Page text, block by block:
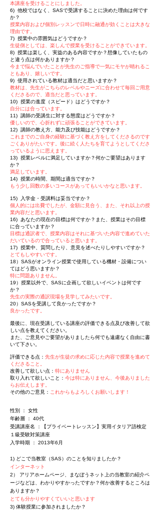
本講座を受けることにしました。
6) 他校ではなく、SASで受講することに決めた理由は何です
か？
授業内容および個別レッスンで日時に融通が効くことは大きな
理由です。
7) 授業中の雰囲気はどうですか？
生徒側としては、楽しんで授業を受けることができています。
8) 授業は楽しく、実益のある内容ですか？想像していたもの
と違う点は何かありますか？
今まで悩んでいたことが先生のご指導で一気にモヤが晴れるこ
ともあり、嬉しいです。
9) 使用されている教材は適当だと思いますか？
教材は、先生がこちらのレベルやニーズに合わせて毎回ご用意
くださるので、適当だと思っています。
10) 授業の進度（スピード）はどうですか？
自分には合っています。
11) 講師の受講生に対する態度はどうですか？
優しいので、心折れずに頑張ることができています。
12) 講師の教え方、能力及び技能はどうですか？
これまでのご自身の経験に基づく教え方をしてくださるのです
ごくありがたいです。後に続く人たちを育てようとしてくださ
っているように思えます。
13) 授業レベルに満足していますか？何かご要望はあります
か？
満足しています。
14) 授業の時間、期間は適当ですか？
もう少し回数の多いコースがあってもいいかなと思います。
15) 入学金・受講料は妥当ですか？
個人的には出費でしたが、金額に見合う、また、それ以上の授
業内容だと思います。
16) あなたの現在の目標は何ですか？また、授業はその目標
に合っていますか？
目標は通訳者で、授業内容はそれに基づいた内容で進めていた
だいているので合っていると思います。
17) 授業中、質問したり、意見を述べたりしやすいですか？
とてもしやすいです。
18）SASがオンライン授業で使用している機材・設備につい
てはどう思いますか？
特に問題ありません。
19）授業以外で、SASに企画して欲しいイベントは何です
か？
先生の実際の通訳現場を見学してみたいです。
20）SASを受講して良かったですか？
良かったです。
最後に、現在受講している講座の評価できる点及び改善して欲
しい点を教えてください。
また、ご意見やご要望がありましたら何でも遠慮なく自由に書
いて下さい。
評価できる点： 先生が生徒の求めに応じた内容で授業を進めて
くださること。
改善して欲しい点： 特にありません
取り入れて欲しいこと： 今は特にありません、今後ありました
らお伝えします。
その他のご意見： これからもよろしくお願いします！
性別 ： 女性
年齢層 ： 40代
受講講座名 ：【プライベートレッスン】実用イタリア語検定
１級受験対策講座
入学時期 ： 2013年6月
1) どこで当教室（SAS）のことを知りましたか？
インターネット
2） アリアホームページ、まなぼうネット上の当教室の紹介ペ
ージなどは、わかりやすかったですか？何か改善するところは
ありますか？
とても分かりやすくていいと思います
3) 体験授業に参加されましたか？